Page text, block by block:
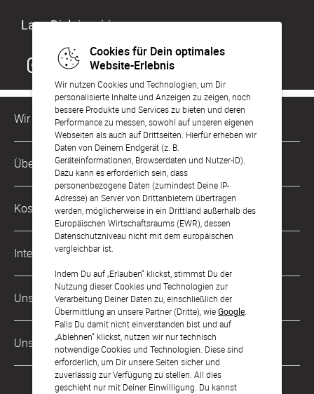
Cookies für Dein optimales
Website-Erlebnis
Wir nutzen Cookies und Technologien, um Dir
personalisierte Inhalte und Anzeigen zu zeigen, noch
bessere Produkte und Services zu bieten und deren
Performance zu messen, sowohl auf unseren eigenen
Webseiten als auch auf Drittseiten. Hierfür erheben wir
Daten von Deinem Endgerät (z. B.
Geräteinformationen, Browserdaten und Nutzer-ID).
Dazu kann es erforderlich sein, dass
personenbezogene Daten (zumindest Deine IP-
Adresse) an Server von Drittanbietern übertragen
werden, möglicherweise in ein Drittland außerhalb des
Europäischen Wirtschaftsraums (EWR), dessen
Datenschutzniveau nicht mit dem europäischen
vergleichbar ist.
Indem Du auf „Erlauben“ klickst, stimmst Du der
Nutzung dieser Cookies und Technologien zur
Verarbeitung Deiner Daten zu, einschließlich der
Übermittlung an unsere Partner (Dritte), wieGoogle
Falls Du damit nicht einverstanden bist und auf
„Ablehnen“ klickst, nutzen wir nur technisch
notwendige Cookies und Technologien. Diese sind
erforderlich, um Dir unsere Seiten sicher und
zuverlässig zur Verfügung zu stellen. All dies
geschieht nur mit Deiner Einwilligung. Du kannst
Lass Dich inspirieren
Wir sind für Dich da
Kundenservice-Hotline
0221 956 725 10
Mo. - Fr. von 9 bis 17 Uhr
kontakt@sendmoments.de
Über Uns
Philosophie
Karriere
Impressum
AGB & Widerrufsrecht
Zahlung & Versand
Datenschutz
Barrierefreiheitserklärung
LLM's
Kostenlose Services
Musterkarten
Digitale Fotoalben
Digitale Gästelisten
FAQ & Hilfe
International
Österreich
Schweiz
Frankreich
Unsere Zahlungsarten
Unsere Partner